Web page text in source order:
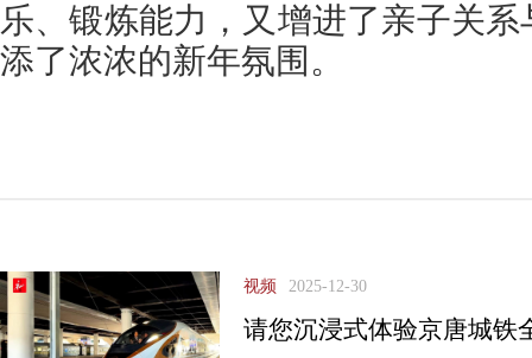
乐、锻炼能力，又增进了亲子关
添了浓浓的新年氛围。
视频 2025-12-30
请您沉浸式体验京唐城铁